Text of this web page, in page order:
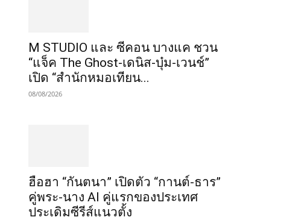
M STUDIO และ ซีคอน บางแค ชวน
“แจ็ค The Ghost-เดนิส-บุ๋ม-เวนช์”
เปิด “สำนักหมอเทียน...
08/08/2026
ฮือฮา “กันตนา” เปิดตัว “กานต์-ธาร”
คู่พระ-นาง AI คู่แรกของประเทศ
ประเดิมซีรีส์แนวตั้ง